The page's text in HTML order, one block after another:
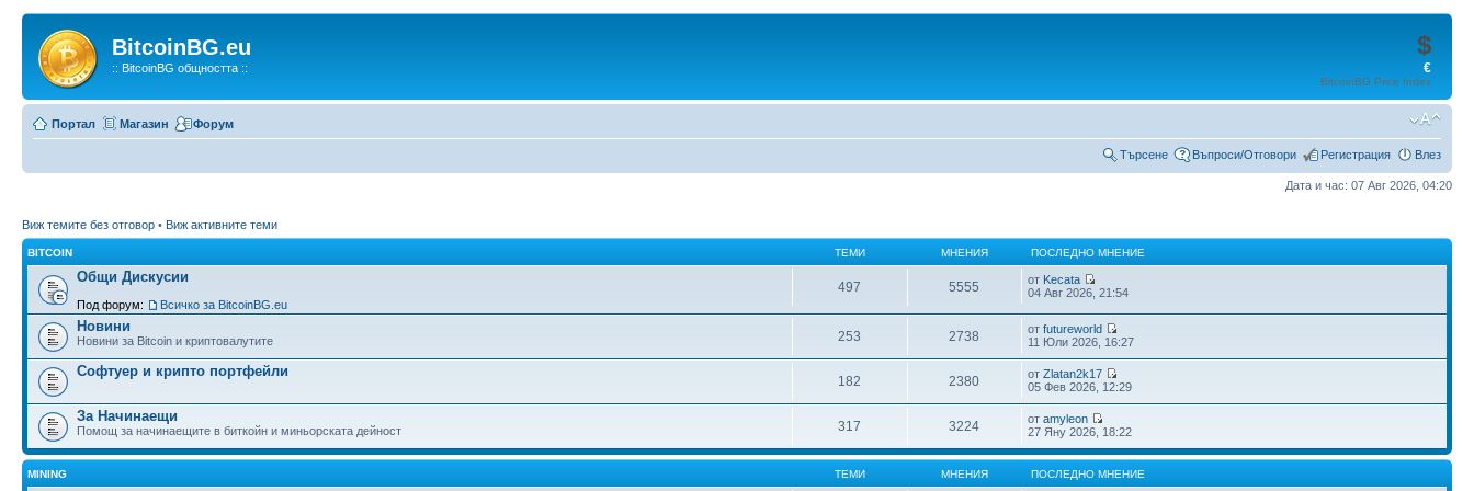
BitcoinBG.eu
:: BitcoinBG общността ::
$
€
BitcoinBG Price Index
Портал Магазин Форум
Търсене Въпроси/Отговори Регистрация Влез
Дата и час: 07 Авг 2026, 04:20
Виж темите без отговор • Виж активните теми
BITCOIN ТЕМИ МНЕНИЯ ПОСЛЕДНО МНЕНИЕ
Общи Дискусии
Под форум: Всичко за BitcoinBG.eu
497 5555 от Kecata
04 Авг 2026, 21:54
Новини
Новини за Bitcoin и криптовалутите 253 2738 отfutureworld
11 Юли 2026, 16:27
Софтуер и крипто портфейли
182 2380 отZlatan2k17
05 Фев 2026, 12:29
За Начинаещи
Помощ за начинаещите в биткойн и миньорската дейност 317 3224 отamyleon
27 Яну 2026, 18:22
MINING ТЕМИ МНЕНИЯ ПОСЛЕДНО МНЕНИЕ